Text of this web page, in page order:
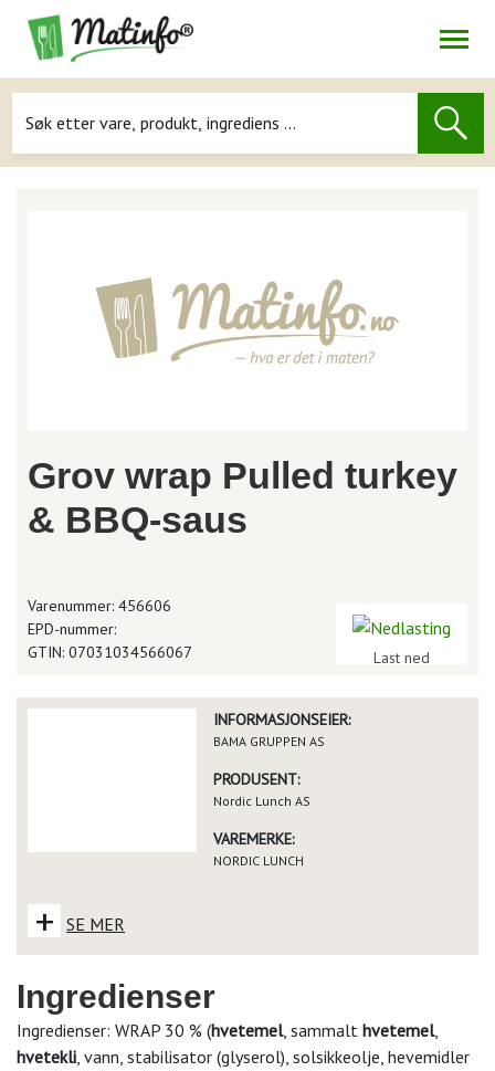
Navigasjon
Grov wrap Pulled turkey
& BBQ-saus
Last ned
Varenummer: 456606
EPD-nummer:
GTIN: 07031034566067
INFORMASJONSEIER:
BAMA GRUPPEN AS
PRODUSENT:
Nordic Lunch AS
VAREMERKE:
NORDIC LUNCH
+ SE MER
Ingredienser
Ingredienser: WRAP 30 % (hvetemel, sammalt hvetemel,
hvetekli, vann, stabilisator (glyserol), solsikkeolje, hevemidler